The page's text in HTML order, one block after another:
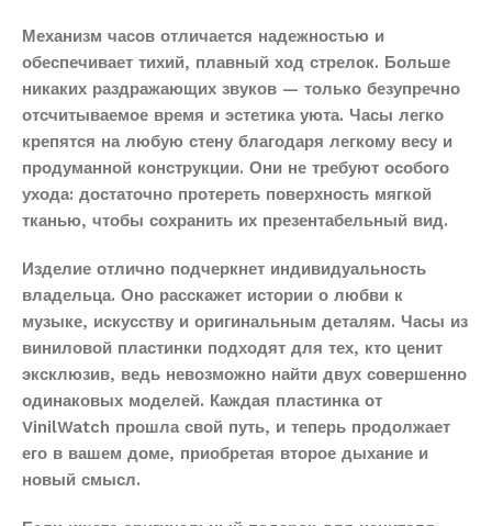
Механизм часов отличается надежностью и
обеспечивает тихий, плавный ход стрелок. Больше
никаких раздражающих звуков — только безупречно
отсчитываемое время и эстетика уюта. Часы легко
крепятся на любую стену благодаря легкому весу и
продуманной конструкции. Они не требуют особого
ухода: достаточно протереть поверхность мягкой
тканью, чтобы сохранить их презентабельный вид.
Изделие отлично подчеркнет индивидуальность
владельца. Оно расскажет истории о любви к
музыке, искусству и оригинальным деталям. Часы из
виниловой пластинки подходят для тех, кто ценит
эксклюзив, ведь невозможно найти двух совершенно
одинаковых моделей. Каждая пластинка от
VinilWatch прошла свой путь, и теперь продолжает
его в вашем доме, приобретая второе дыхание и
новый смысл.